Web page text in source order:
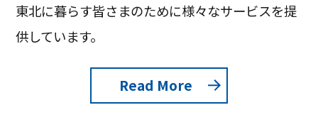
東北に暮らす皆さまのために様々なサービスを提
供しています。
Read More